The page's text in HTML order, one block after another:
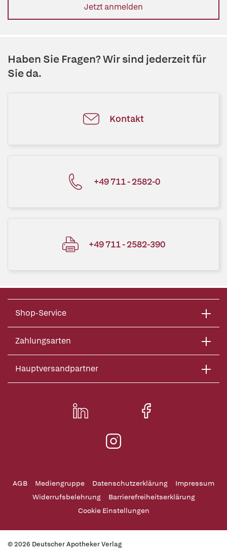
Jetzt anmelden
Haben Sie Fragen? Wir sind jederzeit für
Sie da.
Kontakt
+49 711 - 2582-0
+49 711 - 2582-390
Shop-Service
Zahlungsarten
Hauptversandpartner
AGB Mediengruppe Datenschutzerklärung
Impressum
Widerrufsbelehrung
Barrierefreiheitserklärung
Cookie Einstellungen
© 2026 Deutscher Apotheker Verlag